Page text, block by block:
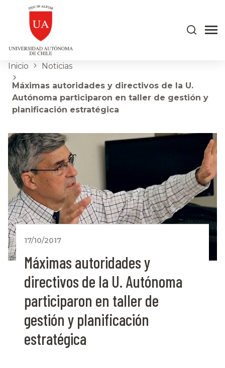
Inicio Noticias
Máximas autoridades y directivos de la U.
Autónoma participaron en taller de gestión y
planificación estratégica
17/10/2017
Máximas autoridades y
directivos de la U. Autónoma
participaron en taller de
gestión y planificación
estratégica